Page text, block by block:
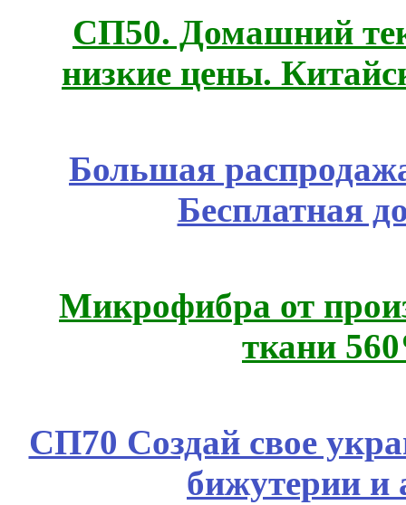
СП50. Домашний
низкие цены.
Большая
Бесплатная
Микрофибра от
ткани
СП70 Создай свое
бижутерии и